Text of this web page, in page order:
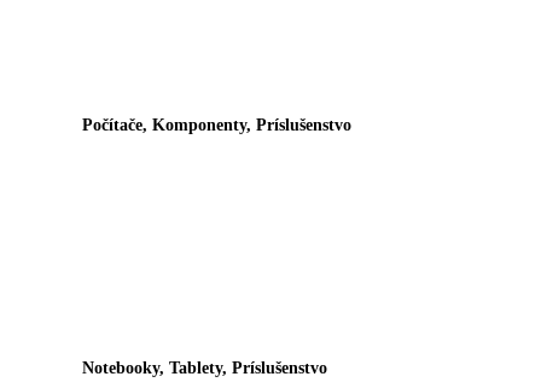
Počítače, Komponenty, Príslušenstvo
Notebooky, Tablety, Príslušenstvo